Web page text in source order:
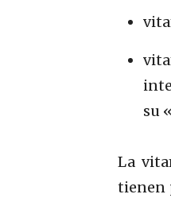
su
La
tienen